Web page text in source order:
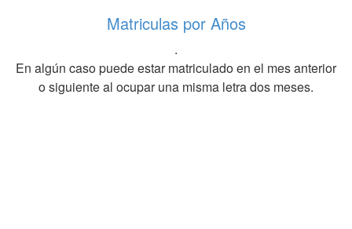
Matriculas por Años
.
En algún caso puede estar matriculado en el mes anterior
o siguiente al ocupar una misma letra dos meses.